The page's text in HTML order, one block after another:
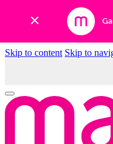
Skip to content Skip to